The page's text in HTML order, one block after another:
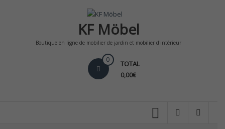
KF Möbel
Boutique en ligne de mobilier de jardin et mobilier d'intérieur
0 TOTAL
0,00€